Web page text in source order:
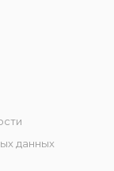
данных